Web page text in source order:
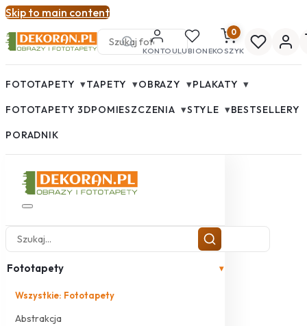
Skip to main content
KONTOULUBIONE
0
KOSZYK
FOTOTAPETY ▾TAPETY ▾OBRAZY ▾PLAKATY ▾
FOTOTAPETY 3DPOMIESZCZENIA ▾STYLE ▾BESTSELLERY
PORADNIK
Fototapety ▾
Wszystkie: Fototapety
Abstrakcja